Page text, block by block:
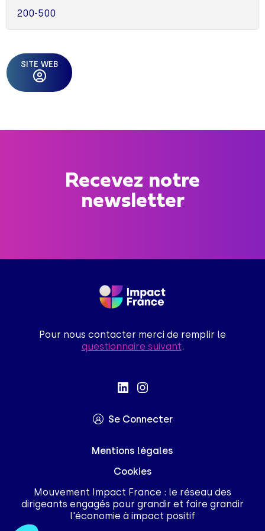
200-500
SITE WEB
Recevez notre
newsletter
Pour nous contacter merci de remplir le
questionnaire suivant.
Se Connecter
Mentions légales
Cookies
Mouvement Impact France : le réseau des
dirigeants engagés pour grandir et faire grandir
l'économie à impact positif